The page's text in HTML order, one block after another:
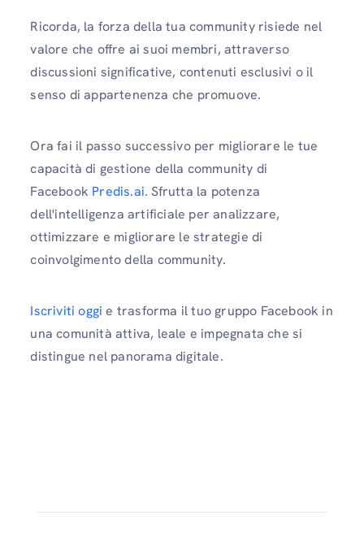
Ricorda, la forza della tua community risiede nel
valore che offre ai suoi membri, attraverso
discussioni significative, contenuti esclusivi o il
senso di appartenenza che promuove.
Ora fai il passo successivo per migliorare le tue
capacità di gestione della community di
Facebook Predis.ai. Sfrutta la potenza
dell'intelligenza artificiale per analizzare,
ottimizzare e migliorare le strategie di
coinvolgimento della community.
Iscriviti oggi e trasforma il tuo gruppo Facebook in
una comunità attiva, leale e impegnata che si
distingue nel panorama digitale.